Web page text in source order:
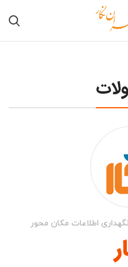
اطلاعات مکان محور